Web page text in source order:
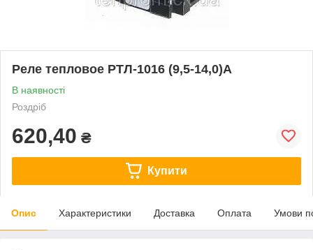
Реле тепловое РТЛ-1016 (9,5-14,0)А
В наявності
Роздріб
620,40 ₴
Купити
Опис Характеристики Доставка Оплата Умови